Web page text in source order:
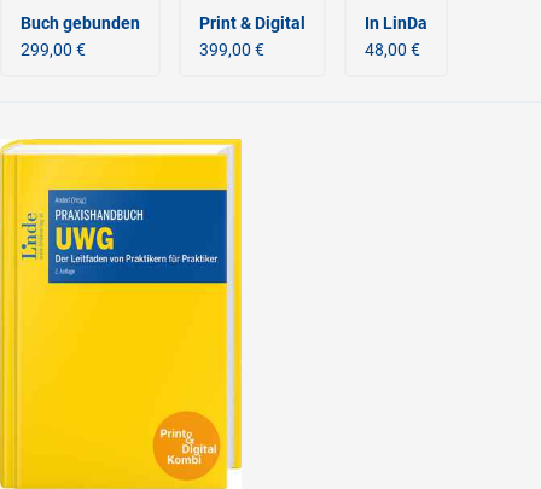
Buch gebunden
299,00 €
Print & Digital
399,00 €
In LinDa
48,00 €